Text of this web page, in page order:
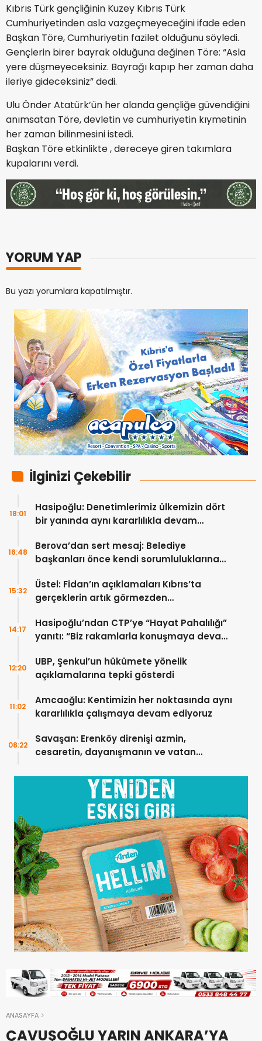
Kıbrıs Türk gençliğinin Kuzey Kıbrıs Türk
Cumhuriyetinden asla vazgeçmeyeceğini ifade eden
Başkan Töre, Cumhuriyetin fazilet olduğunu söyledi.
Gençlerin birer bayrak olduğuna değinen Töre: “Asla
yere düşmeyeceksiniz. Bayrağı kapıp her zaman daha
ileriye gideceksiniz” dedi.
Ulu Önder Atatürk’ün her alanda gençliğe güvendiğini
anımsatan Töre, devletin ve cumhuriyetin kıymetinin
her zaman bilinmesini istedi.
Başkan Töre etkinlikte , dereceye giren takımlara
kupalarını verdi.
YORUM YAP
Bu yazı yorumlara kapatılmıştır.
İlginizi Çekebilir
Hasipoğlu: Denetimlerimiz ülkemizin dört
bir yanında aynı kararlılıkla devam
18:01
Berova’dan sert mesaj: Belediye
başkanları önce kendi sorumluluklarına
16:48
Üstel: Fidan’ın açıklamaları Kıbrıs’ta
gerçeklerin artık görmezden
15:32
Hasipoğlu’ndan CTP’ye “Hayat Pahalılığı”
yanıtı: “Biz rakamlarla konuşmaya devam
14:17
UBP, Şenkul’un hükümete yönelik
açıklamalarına tepki gösterdi
12:20
Amcaoğlu: Kentimizin her noktasında aynı
kararlılıkla çalışmaya devam ediyoruz
11:02
Savaşan: Erenköy direnişi azmin,
cesaretin, dayanışmanın ve vatan
08:22
ANASAYFA
ÇAVUŞOĞLU YARIN ANKARA’YA